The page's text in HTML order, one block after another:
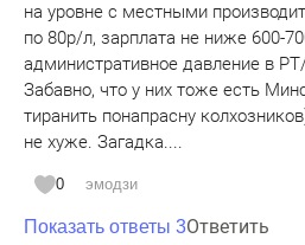
на уровне с местными
по 80р/л, зарплата не ниже 600-
административное давление в
Забавно, что у них тоже есть
тиранить понапрасну
не хуже. Загадка....
0 эмодзи
Показать ответы 3Ответить